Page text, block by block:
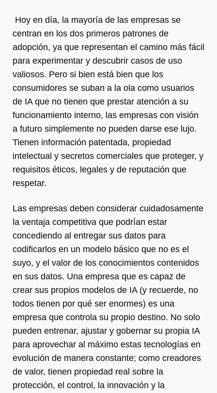
Hoy en día, la mayoría de las empresas se
centran en los dos primeros patrones de
adopción, ya que representan el camino más fácil
para experimentar y descubrir casos de uso
valiosos. Pero si bien está bien que los
consumidores se suban a la ola como usuarios
de IA que no tienen que prestar atención a su
funcionamiento interno, las empresas con visión
a futuro simplemente no pueden darse ese lujo.
Tienen información patentada, propiedad
intelectual y secretos comerciales que proteger, y
requisitos éticos, legales y de reputación que
respetar.
Las empresas deben considerar cuidadosamente
la ventaja competitiva que podrían estar
concediendo al entregar sus datos para
codificarlos en un modelo básico que no es el
suyo, y el valor de los conocimientos contenidos
en sus datos. Una empresa que es capaz de
crear sus propios modelos de IA (y recuerde, no
todos tienen por qué ser enormes) es una
empresa que controla su propio destino. No solo
pueden entrenar, ajustar y gobernar su propia IA
para aprovechar al máximo estas tecnologías en
evolución de manera constante; como creadores
de valor, tienen propiedad real sobre la
protección, el control, la innovación y la